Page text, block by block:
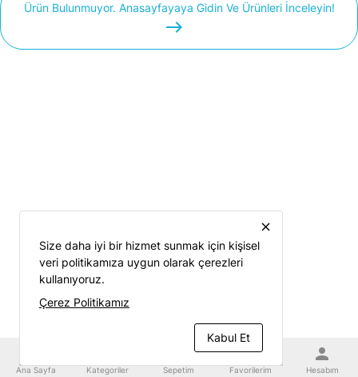
Ürün Bulunmuyor. Anasayfayaya Gidin Ve Ürünleri İnceleyin!
easts
Ana Sayfa Kategoriler Sepetim
favorite
Favorilerim
person
Hesabım
close
Size daha iyi bir hizmet sunmak için kişisel
veri politikamıza uygun olarak çerezleri
kullanıyoruz.
Çerez Politikamız
Kabul Et